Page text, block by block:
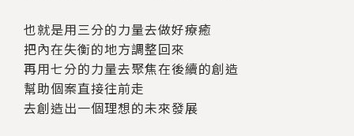
也就是用三分的力量去做好療癒
把內在失衡的地方調整回來
再用七分的力量去聚焦在後續的創造
幫助個案直接往前走
去創造出一個理想的未來發展